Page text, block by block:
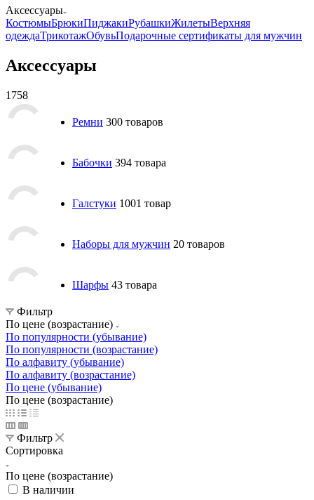
Аксессуары
КостюмыБрюкиПиджакиРубашкиЖилетыВерхняя
одеждаТрикотажОбувьПодарочные сертификаты для мужчин
Аксессуары
1758
Ремни 300 товаров
Бабочки 394 товара
Галстуки 1001 товар
Наборы для мужчин 20 товаров
Шарфы 43 товара
Фильтр
По цене (возрастание)
По популярности (убывание)
По популярности (возрастание)
По алфавиту (убывание)
По алфавиту (возрастание)
По цене (убывание)
По цене (возрастание)
Фильтр
Сортировка
По цене (возрастание)
В наличии